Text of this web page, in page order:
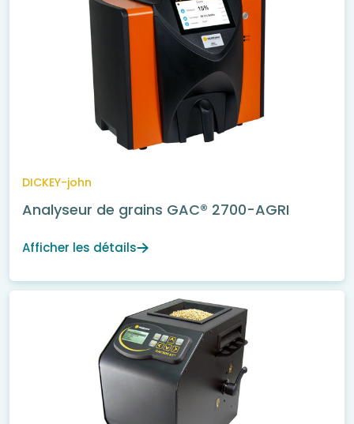
DICKEY-john
Analyseur de grains GAC® 2700-AGRI
Afficher les détails